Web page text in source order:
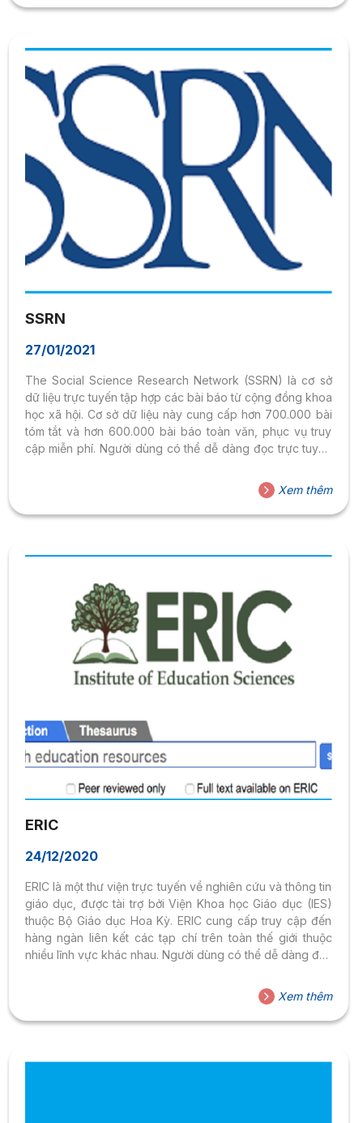
Tìm kiếm nhanh: Nhập tên bài...
SSRN
27/01/2021
The Social Science Research Network (SSRN) là cơ sở
dữ liệu trực tuyến tập hợp các bài báo từ cộng đồng khoa
học xã hội. Cơ sở dữ liệu này cung cấp hơn 700.000 bài
tóm tắt và hơn 600.000 bài báo toàn văn, phục vụ truy
cập miễn phí. Người dùng có thể dễ dàng đọc trực tuyến
Xem thêm
ERIC
24/12/2020
ERIC là một thư viện trực tuyến về nghiên cứu và thông tin
giáo dục, được tài trợ bởi Viện Khoa học Giáo dục (IES)
thuộc Bộ Giáo dục Hoa Kỳ. ERIC cung cấp truy cập đến
hàng ngàn liên kết các tạp chí trên toàn thế giới thuộc
nhiều lĩnh vực khác nhau. Người dùng có thể dễ dàng đọc
cập: https://eric.ed.gov/ Link hướng dẫn tìm
Xem thêm